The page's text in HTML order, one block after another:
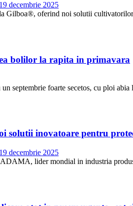
19 decembrie 2025
Gilboa®, oferind noi solutii cultivatorilor
bolilor la rapita in primavara
un septembrie foarte secetos, cu ploi
solutii inovatoare pentru
19 decembrie 2025
lider mondial in industria